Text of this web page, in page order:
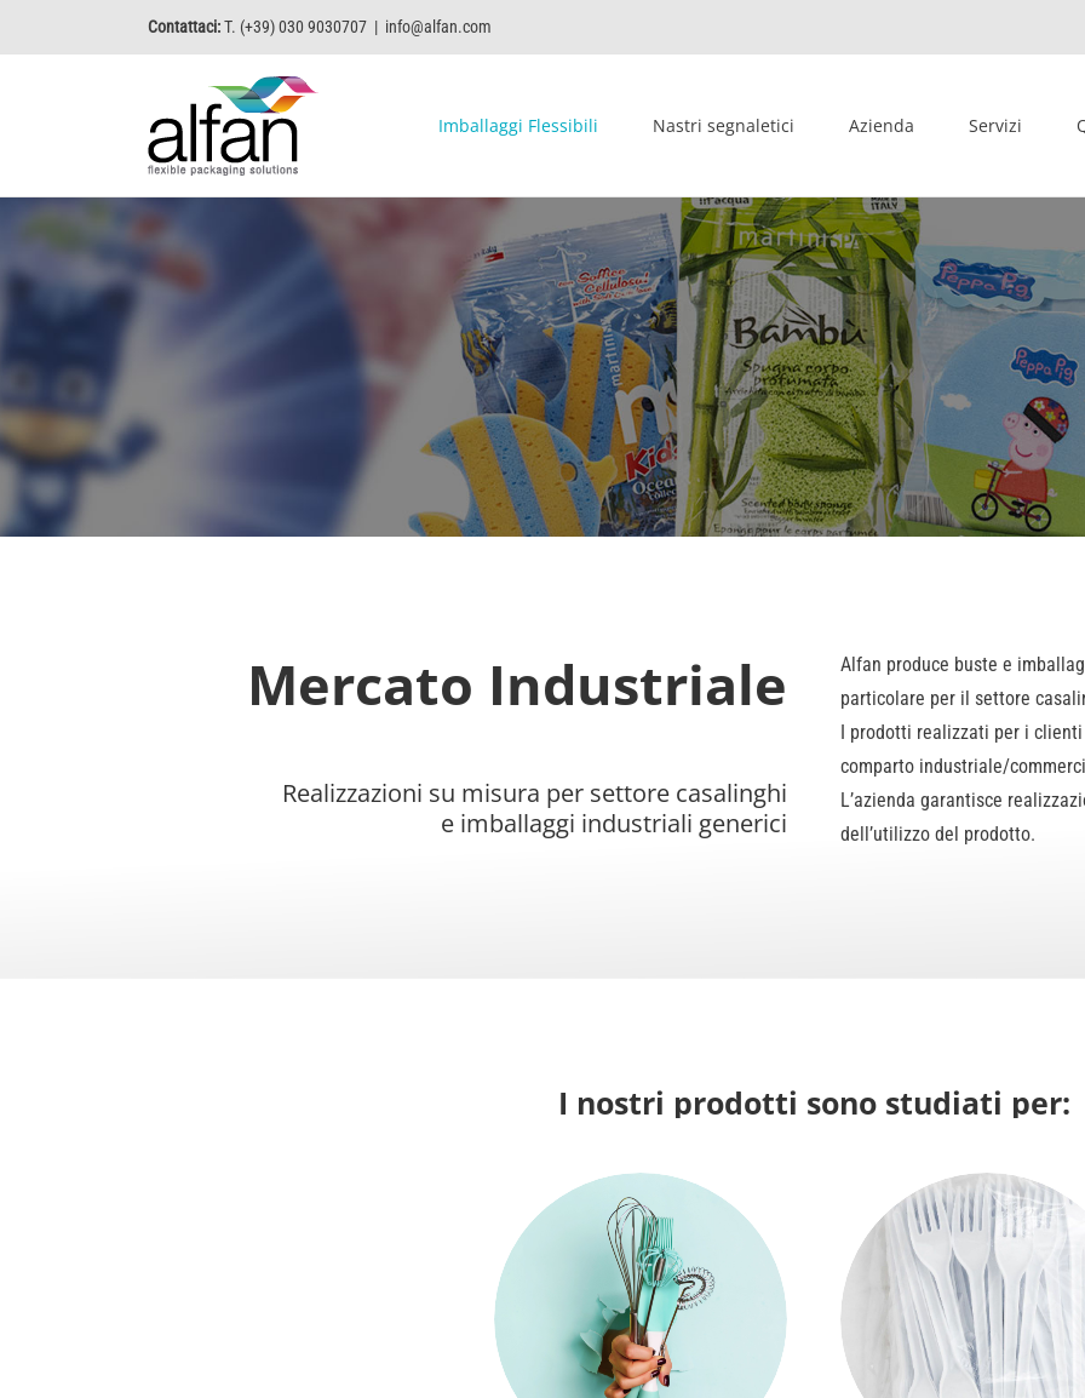
Contattaci:T. (+39) 030 9030707 | info@alfan.com
Imballaggi Flessibili Nastri segnaletici Azienda Servizi
Mercato Industriale
Realizzazioni su misura per settore casalinghi
e imballaggi industriali generici
Alfan produce buste e
particolare per il settore
I prodotti realizzati per i
comparto industriale/
L’azienda garantisce
dell’utilizzo del prodotto.
I nostri prodotti sono studiati per: